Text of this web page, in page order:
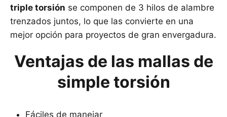
triple torsión se componen de 3 hilos de alambre
trenzados juntos, lo que las convierte en una
mejor opción para proyectos de gran envergadura.
Ventajas de las mallas de
simple torsión
Fáciles de manejar